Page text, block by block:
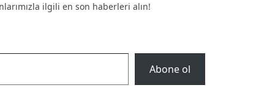
ilgili en son haberleri alın!
Abone ol